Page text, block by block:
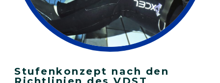
Stufenkonzept nach den